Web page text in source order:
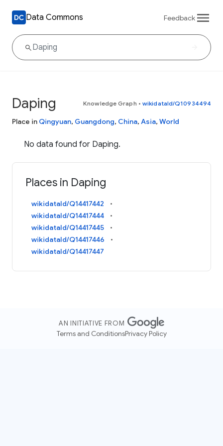
Data Commons Feedback
Daping Knowledge Graph • wikidataId/Q10934494
Place in Qingyuan, Guangdong, China, Asia, World
No data found for Daping.
Places in Daping
wikidataId/Q14417442
wikidataId/Q14417444
wikidataId/Q14417445
wikidataId/Q14417446
wikidataId/Q14417447
AN INITIATIVE FROM
Terms and ConditionsPrivacy Policy